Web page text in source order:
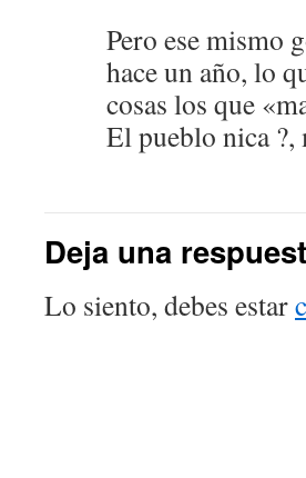
Pero ese mismo
hace un año, lo
cosas los que
El pueblo nica ?,
Deja una
Lo siento, debes estar